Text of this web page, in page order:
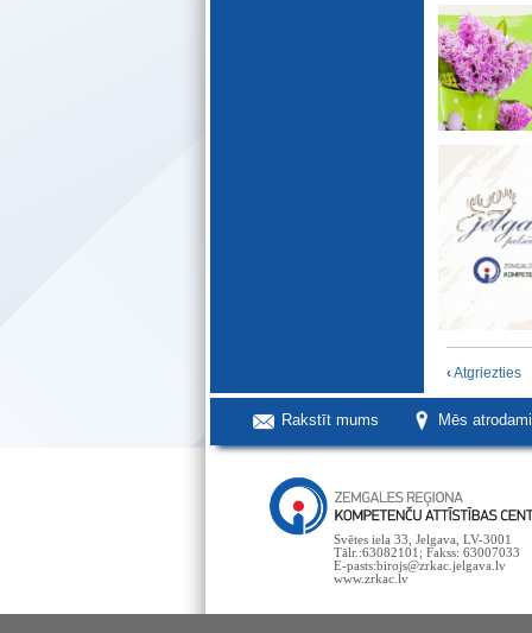
‹Atgriezties
Rakstīt mums Mēs
Svētes iela 33, Jelgava, LV-3001
Tālr.:63082101; Fakss: 63007033
E-pasts:birojs@zrkac.jelgava.lv
www.zrkac.lv